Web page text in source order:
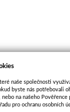
naše společnosti
byste nás potřebovali
na našeho
pro ochranu osobních